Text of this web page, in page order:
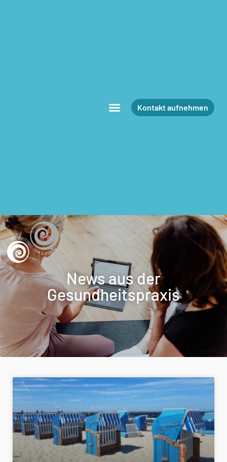
Kontakt aufnehmen
News aus der
Gesundheitspraxis